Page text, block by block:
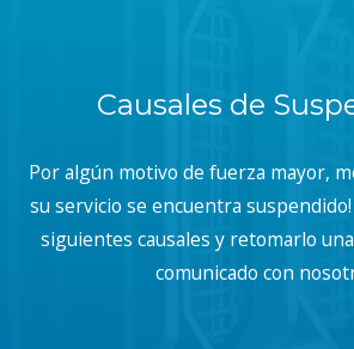
Causales de
Por algún motivo de fuerza mayor,
su servicio se encuentra
siguientes causales y retomarlo
comunicado con